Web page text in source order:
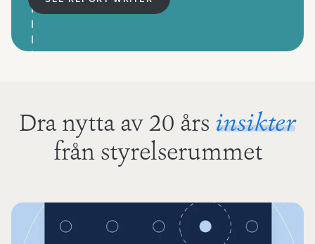
Dra nytta av 20 års insikter
från styrelserummet